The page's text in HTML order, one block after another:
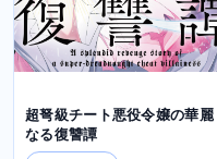
超弩級チート悪役令嬢の華麗
なる復讐譚